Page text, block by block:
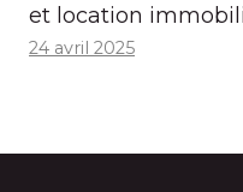
et location
24 avril 2025